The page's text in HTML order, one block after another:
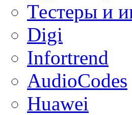
Тестеры и
Digi
Infortrend
AudioCodes
Huawei